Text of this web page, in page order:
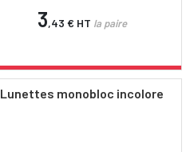
3,43 € HT la paire
Lunettes monobloc incolore